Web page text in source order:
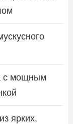
с мощным
ярких,